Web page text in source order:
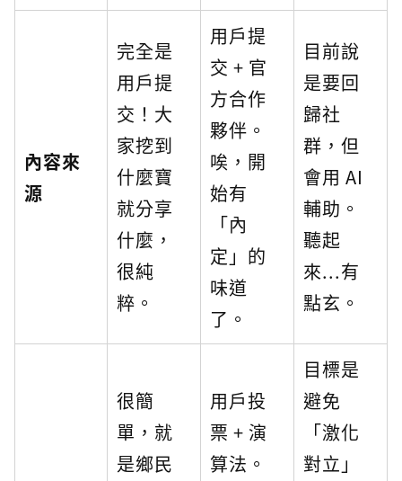
內容來
源
完全是
用戶提
交！大
家挖到
什麼寶
就分享
什麼，
很純
粹。
用戶提
交 + 官
方合作
夥伴。
唉，開
始有
「內
定」的
味道
了。
目前說
是要回
歸社
群，但
會用 AI
輔助。
聽起
來...有
點玄。
很簡
單，就
是鄉民
用戶投
票 + 演
算法。
目標是
避免
「激化
對立」